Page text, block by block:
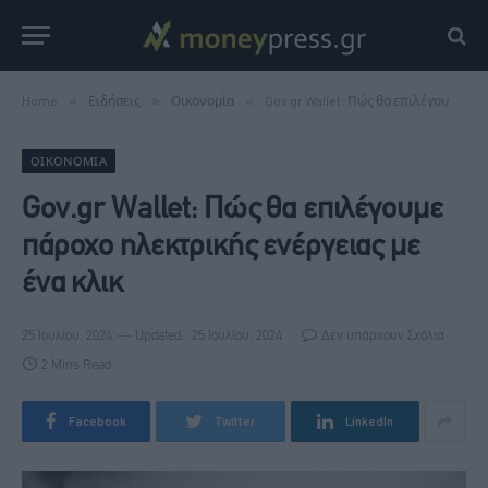
Home Ειδήσεις Οικονομία Gov.gr Wallet: Πώς θα επιλέγουμε πάροχο ηλεκτρικής ενέργειας με ένα κλικ
ΟΙΚΟΝΟΜΊΑ
Gov.gr Wallet: Πώς θα επιλέγουμε
πάροχο ηλεκτρικής ενέργειας με
ένα κλικ
25 Ιουλίου, 2024 Updated: 25 Ιουλίου, 2024 Δεν υπάρχουν Σχόλια
2 Mins Read
Facebook Twitter LinkedIn